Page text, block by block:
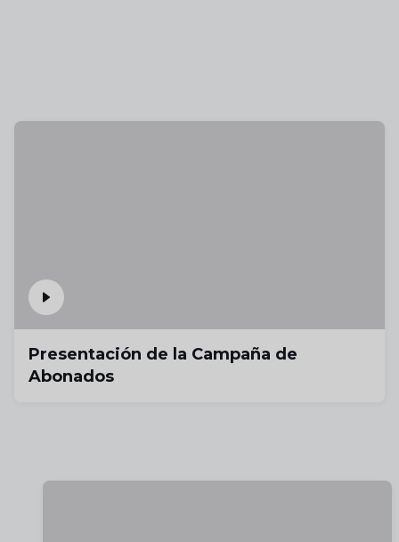
Presentación de la Campaña de
Abonados